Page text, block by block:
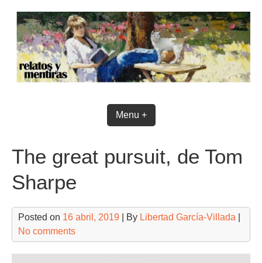
content
Menu +
The great pursuit, de Tom
Sharpe
Posted on 16 abril, 2019 | By Libertad García-Villada
No comments